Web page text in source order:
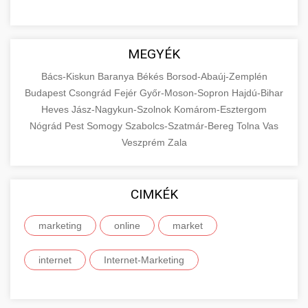
MEGYÉK
Bács-Kiskun Baranya Békés Borsod-Abaúj-Zemplén
Budapest Csongrád Fejér Győr-Moson-Sopron Hajdú-Bihar
Heves Jász-Nagykun-Szolnok Komárom-Esztergom
Nógrád Pest Somogy Szabolcs-Szatmár-Bereg Tolna Vas
Veszprém Zala
CIMKÉK
marketing online market
internet Internet-Marketing